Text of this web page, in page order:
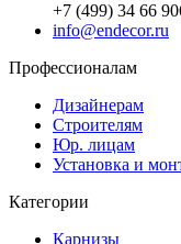
+7 (499) 34 66
info@endecor.ru
Профессионалам
Дизайнерам
Строителям
Юр. лицам
Установка и
Категории
Карнизы